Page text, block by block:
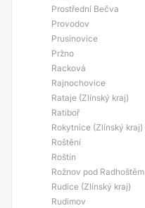
Prostřední Bečva
Provodov
Prusinovice
Pržno
Racková
Rajnochovice
Rataje (Zlínský kraj)
Ratiboř
Rokytnice (Zlínský kraj)
Roštění
Roštín
Rožnov pod Radhoštěm
Rudice (Zlínský kraj)
Rudimov